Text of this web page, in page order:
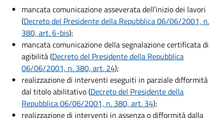
mancata comunicazione asseverata dell’inizio dei lavori
(Decreto del Presidente della Repubblica 06/06/2001, n.
380, art. 6-bis);
mancata comunicazione della segnalazione certificata di
agibilità (Decreto del Presidente della Repubblica
06/06/2001, n. 380, art. 24);
realizzazione di interventi eseguiti in parziale difformità
dal titolo abilitativo (Decreto del Presidente della
Repubblica 06/06/2001, n. 380, art. 34);
realizzazione di interventi in assenza o difformità dalla